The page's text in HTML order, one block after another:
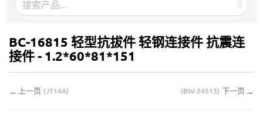
新闻
图片
联系我们
BC-16815 轻型抗拔件 轻钢连接件 抗震连
接件 - 1.2*60*81*151
← 上一页 (JT14A) (BW-24513) 下一页 →